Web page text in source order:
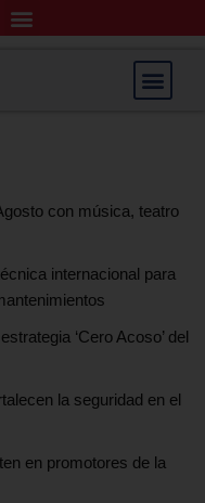
con música, teatro
internacional para
‘Cero Acoso’ del
la seguridad en el
en promotores de la